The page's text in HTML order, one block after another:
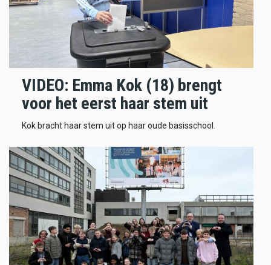
VIDEO: Emma Kok (18) brengt
voor het eerst haar stem uit
Kok bracht haar stem uit op haar oude basisschool.